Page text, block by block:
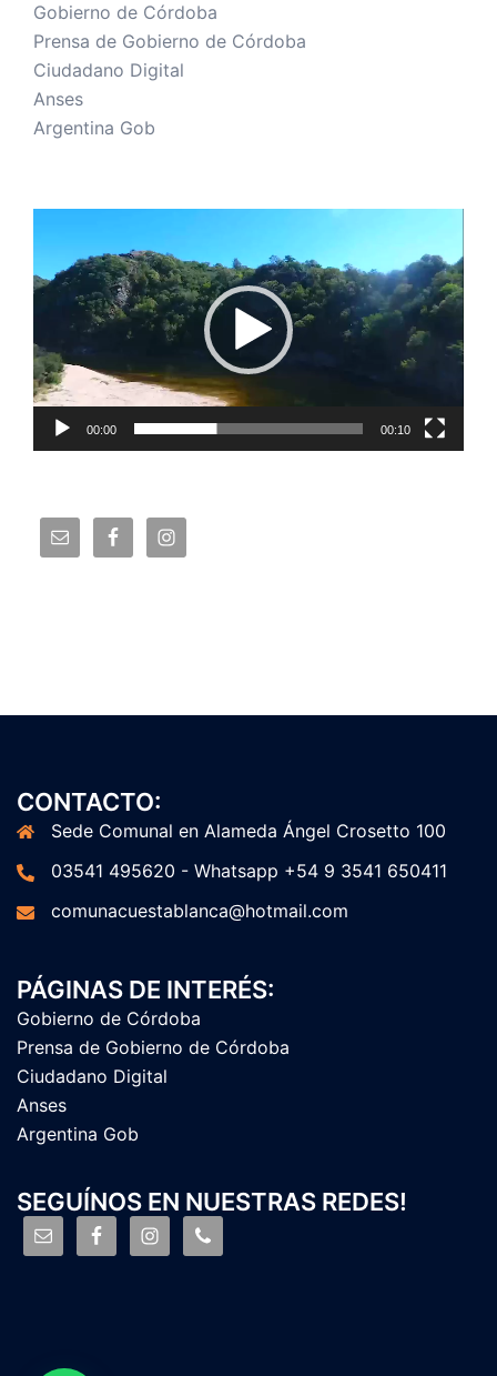
Gobierno de Córdoba
Prensa de Gobierno de Córdoba
Ciudadano Digital
Anses
Argentina Gob
vídeo
00:00 00:10
CONTACTO:
Sede Comunal en Alameda Ángel Crosetto 100
03541 495620 - Whatsapp +54 9 3541 650411
comunacuestablanca@hotmail.com
PÁGINAS DE INTERÉS:
Gobierno de Córdoba
Prensa de Gobierno de Córdoba
Ciudadano Digital
Anses
Argentina Gob
SEGUÍNOS EN NUESTRAS REDES!